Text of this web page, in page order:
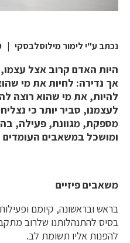
נכתב ע"י לימור מילוסלבסקי | 27/1/2019
היות האדם קרוב אצל
אך נדירה: לחיות את מי
להיות, את מי שהוא רוצה
לעצמנו, סביר יותר כי
מספקת, מגוונת, פעילה,
ומושכל במשאבים העומדים
משאבים פיזיים
בראש ובראשונה, קיומם
בסיס להתנהלותנו שלרוב
להפנות אליו תשומת לב.